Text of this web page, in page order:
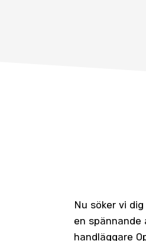
Nu söker vi
en spännande
handläggare